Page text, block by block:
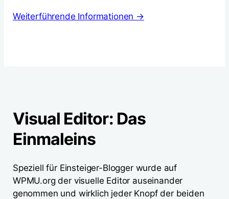
Weiterführende Informationen →
Visual Editor: Das
Einmaleins
Speziell für Einsteiger-Blogger wurde auf
WPMU.org der visuelle Editor auseinander
genommen und wirklich jeder Knopf der beiden